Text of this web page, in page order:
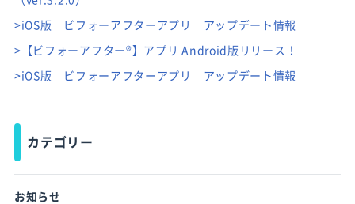
>iOS版 ビフォーアフターアプリ アップデート情報
>【ビフォーアフター®】アプリ Android版リリース！
>iOS版 ビフォーアフターアプリ アップデート情報
カテゴリー
お知らせ